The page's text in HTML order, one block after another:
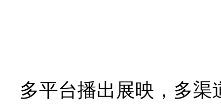
多平台播出展映，多